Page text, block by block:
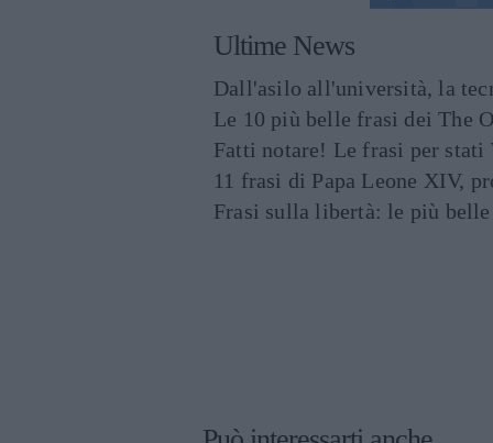
Ultime News
Dall'asilo all'università, la
Le 10 più belle frasi dei The
Fatti notare! Le frasi per stati
11 frasi di Papa Leone XIV,
Frasi sulla libertà: le più